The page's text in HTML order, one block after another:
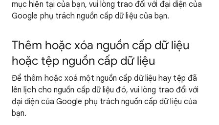
mục hiện tại của bạn, vui lòng trao đổi với đại diện của
Google phụ trách nguồn cấp dữ liệu của bạn.
Thêm hoặc xóa nguồn cấp dữ liệu
hoặc tệp nguồn cấp dữ liệu
Để thêm hoặc xoá một nguồn cấp dữ liệu hay tệp đã
lên lịch cho nguồn cấp dữ liệu đó, vui lòng trao đổi với
đại diện của Google phụ trách nguồn cấp dữ liệu của
bạn.